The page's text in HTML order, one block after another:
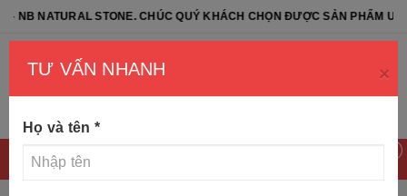
STONE. CHÚC QUÝ KHÁCH CHỌN ĐƯỢC SẢN PHẨM ƯNG Ý
TƯ VẤN NHANH ×
Họ và tên *